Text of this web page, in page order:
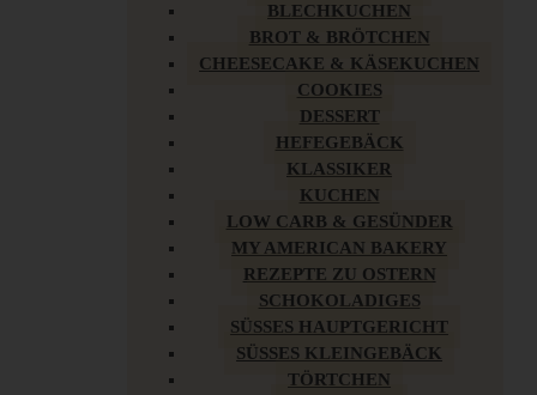
BLECHKUCHEN
BROT & BRÖTCHEN
CHEESECAKE & KÄSEKUCHEN
COOKIES
DESSERT
HEFEGEBÄCK
KLASSIKER
KUCHEN
LOW CARB & GESÜNDER
MY AMERICAN BAKERY
REZEPTE ZU OSTERN
SCHOKOLADIGES
SÜSSES HAUPTGERICHT
SÜSSES KLEINGEBÄCK
TÖRTCHEN